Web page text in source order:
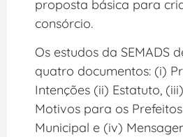
proposta básica para
consórcio.
Os estudos da SEMADS
quatro documentos: (i)
Intenções (ii) Estatuto,
Motivos para os
Municipal e (iv)